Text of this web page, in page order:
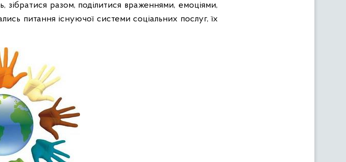
зібратися разом, поділитися враженнями, емоціями,
питання існуючої системи соціальних послуг, їх